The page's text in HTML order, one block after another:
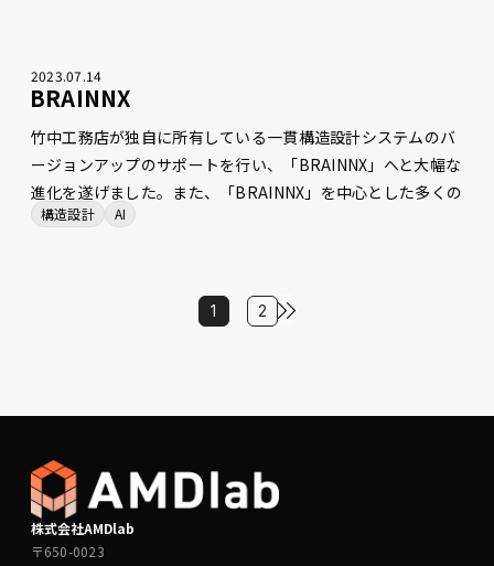
2023.07.14
BRAINNX
竹中工務店が独自に所有している一貫構造設計システムのバ
ージョンアップのサポートを行い、「BRAINNX」へと大幅な
進化を遂げました。また、「BRAINNX」を中心とした多くの
ソフト間の連携強化や、ワークフローにAIを取り入れたいく
を通じて、新しい構造設計体験を実現しました。
構造設計 AI
1 2
株式会社AMDlab
〒650-0023